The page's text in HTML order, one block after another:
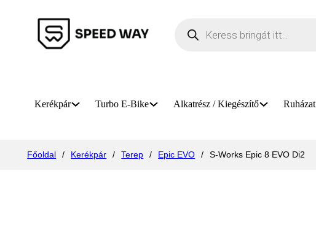
Kerékpár Turbo E-Bike Alkatrész / Kiegészítő Ruházat
Főoldal / Kerékpár / Terep / Epic EVO / S-Works Epic 8 EVO Di2